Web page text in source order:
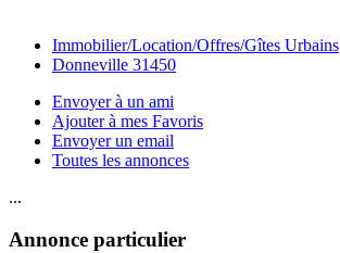
Immobilier/Location/Offres/Gîtes Urbains
Donneville 31450
Envoyer à un ami
Ajouter à mes Favoris
Envoyer un email
Toutes les annonces
...
Annonce particulier